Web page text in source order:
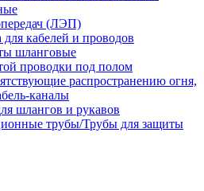
(ЛЭП)
кабелей и проводов
шланговые
проводки под полом
распространению огня,
каналы
шлангов и рукавов
трубы/Трубы для защиты